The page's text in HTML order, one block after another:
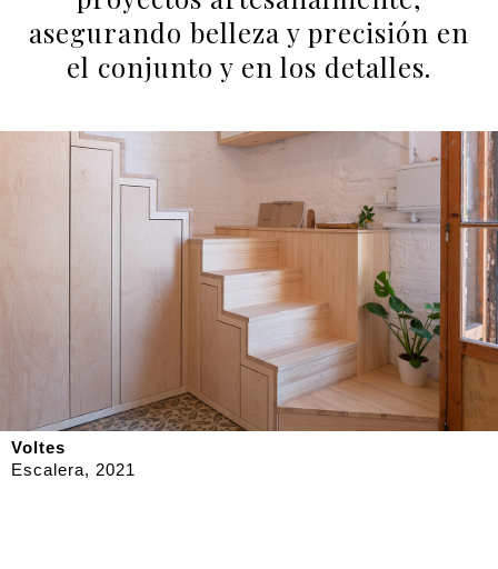
asegurando belleza y precisión en
el conjunto y en los detalles.
Voltes
Escalera, 2021